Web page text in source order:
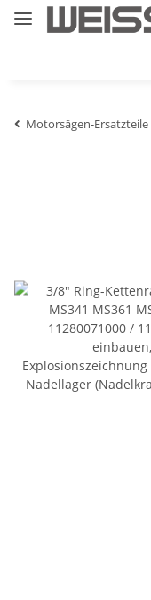
Motorsägen-Ersatzteile